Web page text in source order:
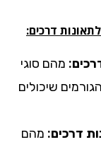
דרכים:
מהם סוגי
שיכולים
מהם